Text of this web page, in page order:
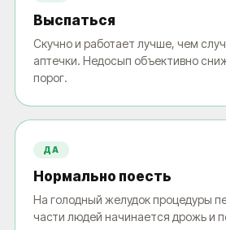
Выспаться
Скучно и работает лучше, чем
аптечки. Недосып объективно
порог.
ДА
Нормально поесть
На голодный желудок процедуры
части людей начинается дрожь и